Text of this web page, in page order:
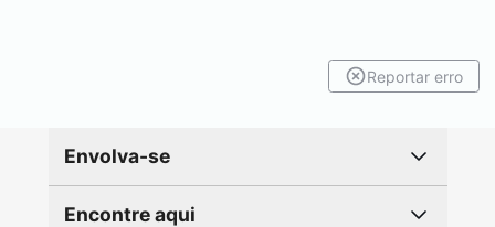
Reportar erro
Envolva-se
Encontre aqui